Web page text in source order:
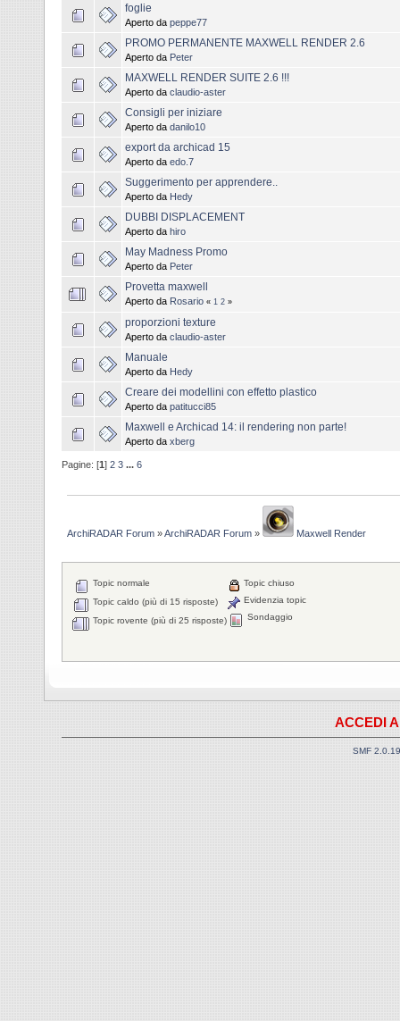
foglie
Aperto da peppe77
PROMO PERMANENTE MAXWELL RENDER 2.6
Aperto da Peter
MAXWELL RENDER SUITE 2.6 !!!
Aperto da claudio-aster
Consigli per iniziare
Aperto da danilo10
export da archicad 15
Aperto da edo.7
Suggerimento per apprendere..
Aperto da Hedy
DUBBI DISPLACEMENT
Aperto da hiro
May Madness Promo
Aperto da Peter
Provetta maxwell
Aperto da Rosario « 1 2 »
proporzioni texture
Aperto da claudio-aster
Manuale
Aperto da Hedy
Creare dei modellini con effetto plastico
Aperto da patitucci85
Maxwell e Archicad 14: il rendering non parte!
Aperto da xberg
Pagine: [1 ] 2 3 ... 6
ArchiRADAR Forum »ArchiRADAR Forum » Maxwell Render
Topic normale
Topic caldo (più di 15 risposte)
Topic rovente (più di 25 risposte)
Topic chiuso
Evidenzia topic
Sondaggio
ACCEDI
SMF 2.0.19